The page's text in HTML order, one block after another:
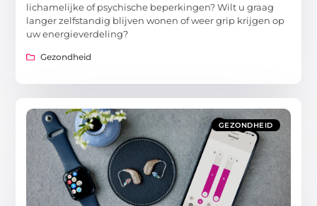
lichamelijke of psychische beperkingen? Wilt u graag
langer zelfstandig blijven wonen of weer grip krijgen op
uw energieverdeling?
Gezondheid
GEZONDHEID